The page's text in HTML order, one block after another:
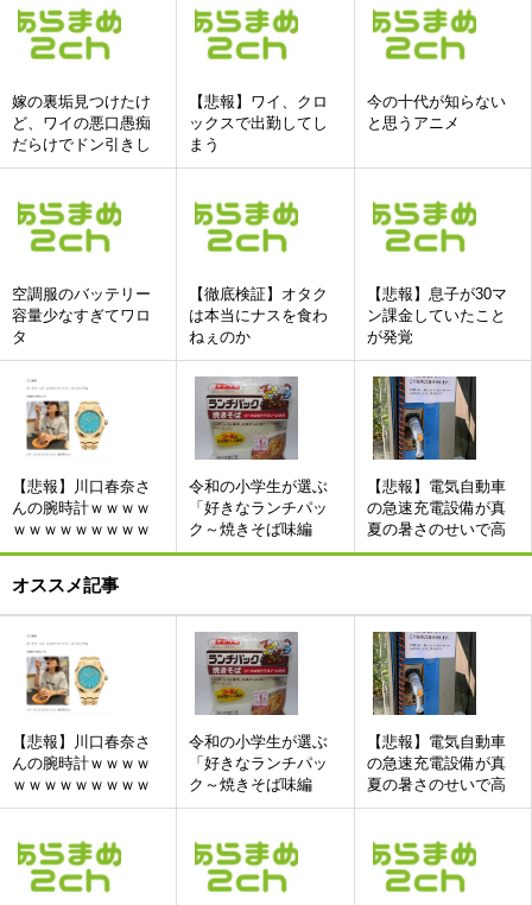
嫁の裏垢見つけたけ
ど、ワイの悪口愚痴
だらけでドン引きし
た
【悲報】ワイ、クロ
ックスで出勤してし
まう
今の十代が知らない
と思うアニメ
空調服のバッテリー
容量少なすぎてワロ
タ
【徹底検証】オタク
は本当にナスを食わ
ねぇのか
【悲報】息子が30マ
ン課金していたこと
が発覚
【悲報】川口春奈さ
んの腕時計ｗｗｗｗ
ｗｗｗｗｗｗｗｗｗ
令和の小学生が選ぶ
「好きなランチパッ
ク～焼きそば味編
～」ランキング
【悲報】電気自動車
の急速充電設備が真
夏の暑さのせいで高
温異常のエラーが出
w
オススメ記事
【悲報】川口春奈さ
んの腕時計ｗｗｗｗ
ｗｗｗｗｗｗｗｗｗ
令和の小学生が選ぶ
「好きなランチパッ
ク～焼きそば味編
～」ランキング
【悲報】電気自動車
の急速充電設備が真
夏の暑さのせいで高
温異常のエラーが出
wwwwwwwwwwwwww
w